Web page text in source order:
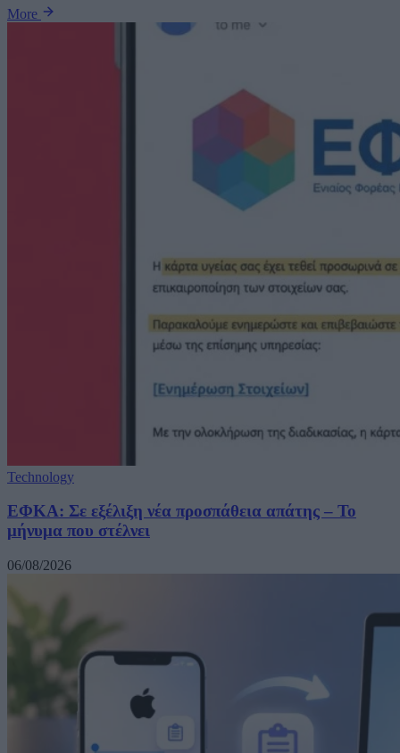
More
Technology
ΕΦΚΑ: Σε εξέλιξη νέα προσπάθεια απάτης – Το
μήνυμα που στέλνει
06/08/2026